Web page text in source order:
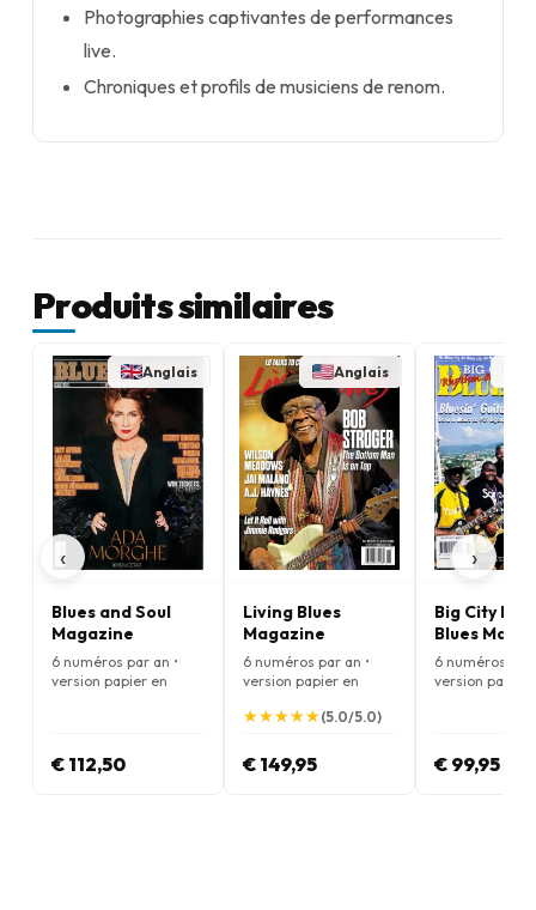
Photographies captivantes de performances
live.
Chroniques et profils de musiciens de renom.
Produits similaires
‹
Anglais
Blues and Soul
Magazine
6 numéros par an •
version papier en
€ 112,50
Anglais
Living Blues
Magazine
6 numéros par an •
version papier en
★
★★
★★
★★
★★
★(5.0/5.0)
€ 149,95
Big City
Blues
6 numéros par
version papier
€ 99,95
›